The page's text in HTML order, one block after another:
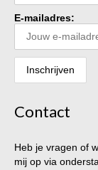
E-mailadres:
Contact
Heb je vragen of
mij op via